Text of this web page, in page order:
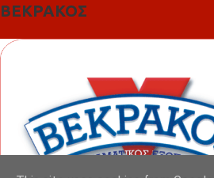
ΒΕΚΡΑΚΟΣ